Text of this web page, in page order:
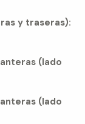
y traseras):
(lado
(lado